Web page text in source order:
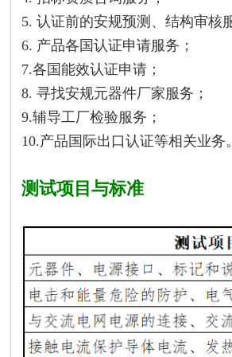
5. 认证前的安规预测、结构审核
6. 产品各国认证申请服务；
7.各国能效认证申请；
8. 寻找安规元器件厂家服务；
9.辅导工厂检验服务；
10.产品国际出口认证等相关业务。
测试项目与标准